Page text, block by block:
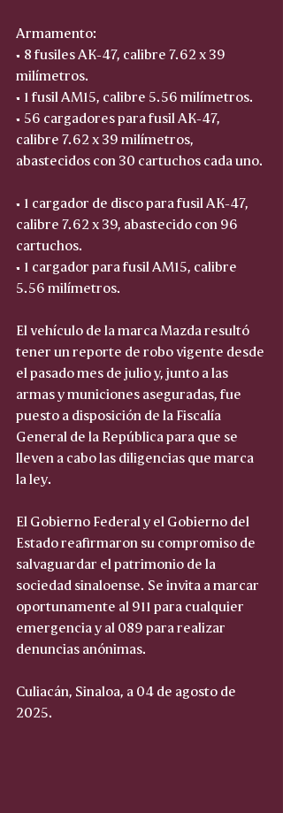
Armamento:
• 8 fusiles AK-47, calibre 7.62 x 39
milímetros.
• 1 fusil AM15, calibre 5.56 milímetros.
• 56 cargadores para fusil AK-47,
calibre 7.62 x 39 milímetros,
abastecidos con 30 cartuchos cada uno.
• 1 cargador de disco para fusil AK-47,
calibre 7.62 x 39, abastecido con 96
cartuchos.
• 1 cargador para fusil AM15, calibre
5.56 milímetros.
El vehículo de la marca Mazda resultó
tener un reporte de robo vigente desde
el pasado mes de julio y, junto a las
armas y municiones aseguradas, fue
puesto a disposición de la Fiscalía
General de la República para que se
lleven a cabo las diligencias que marca
la ley.
El Gobierno Federal y el Gobierno del
Estado reafirmaron su compromiso de
salvaguardar el patrimonio de la
sociedad sinaloense. Se invita a marcar
oportunamente al 911 para cualquier
emergencia y al 089 para realizar
denuncias anónimas.
Culiacán, Sinaloa, a 04 de agosto de
2025.